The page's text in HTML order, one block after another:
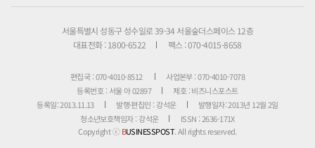
서울특별시 성동구 성수일로 39-34 서울숲더스페이스 12층
대표전화 : 1800-6522
팩스 : 070-4015-8658
편집국 : 070-4010-8512
사업본부 : 070-4010-7078
등록번호 : 서울 아 02897
제호 : 비즈니스포스트
등록일: 2013.11.13
발행·편집인 : 강석운
발행일자: 2013년 12월 2일
청소년보호책임자 : 강석운
ISSN : 2636-171X
Copyright ⓒBUSINESSPOST. All rights reserved.